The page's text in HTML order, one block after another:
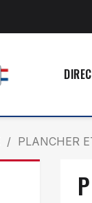
PLANCHER